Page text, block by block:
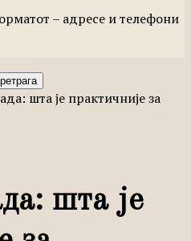
– адресе и телефони
шта је практичније за
шта је